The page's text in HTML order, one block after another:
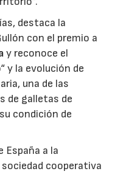
destaca la
con el premio a
y reconoce el
y la evolución de
una de las
de galletas de
condición de
España a la
cooperativa